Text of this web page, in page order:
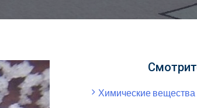
Химические вещества